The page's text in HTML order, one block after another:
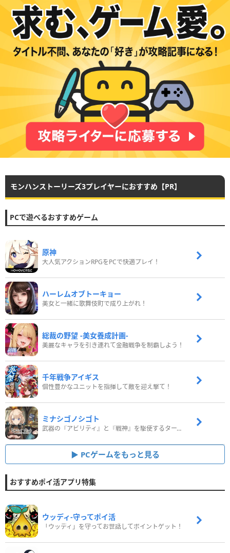
モンハンストーリーズ3プレイヤーにおすすめ【PR】
PCで遊べるおすすめゲーム
原神
大人気アクションRPGをPCで快適プレイ！
ハーレムオブトーキョー
美女と一緒に歌舞伎町で成り上がれ！
総裁の野望 -美女養成計画-
美麗なキャラを引き連れて金融戦争を制覇しよう！
千年戦争アイギス
個性豊かなユニットを指揮して敵を迎え撃て！
ミナシゴノシゴト
武器の『アビリティ』と『戦神』を駆使するターン制コマンドバトルRPG！
PCゲームをもっと見る
おすすめポイ活アプリ特集
ウッディ‐守ってポイ活
「ウッディ」を守ってお世話してポイントゲット！